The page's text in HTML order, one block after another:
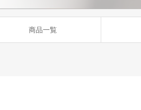
商品一覧